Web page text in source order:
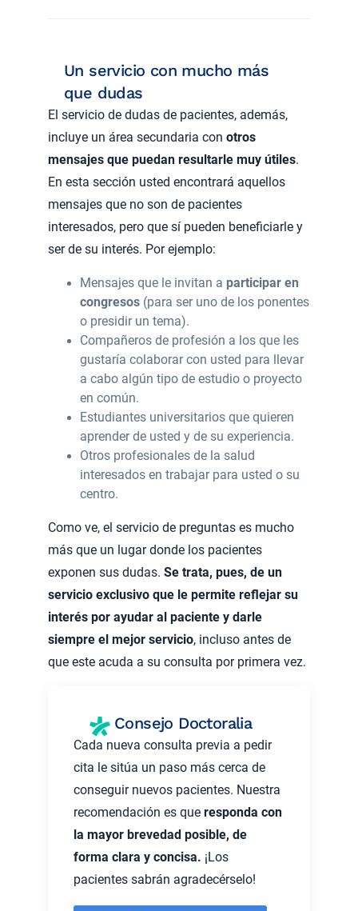
Un servicio con mucho más
que dudas
El servicio de dudas de pacientes, además,
incluye un área secundaria con otros
mensajes que puedan resultarle muy útiles.
En esta sección usted encontrará aquellos
mensajes que no son de pacientes
interesados, pero que sí pueden beneficiarle y
ser de su interés. Por ejemplo:
Mensajes que le invitan a participar en
congresos (para ser uno de los ponentes
o presidir un tema).
Compañeros de profesión a los que les
gustaría colaborar con usted para llevar
a cabo algún tipo de estudio o proyecto
en común.
Estudiantes universitarios que quieren
aprender de usted y de su experiencia.
Otros profesionales de la salud
interesados en trabajar para usted o su
centro.
Como ve, el servicio de preguntas es mucho
más que un lugar donde los pacientes
exponen sus dudas. Se trata, pues, de un
servicio exclusivo que le permite reflejar su
interés por ayudar al paciente y darle
siempre el mejor servicio, incluso antes de
que este acuda a su consulta por primera vez.
Consejo Doctoralia
Cada nueva consulta previa a pedir
cita le sitúa un paso más cerca de
conseguir nuevos pacientes. Nuestra
recomendación es que responda con
la mayor brevedad posible, de
forma clara y concisa. ¡Los
pacientes sabrán agradecérselo!